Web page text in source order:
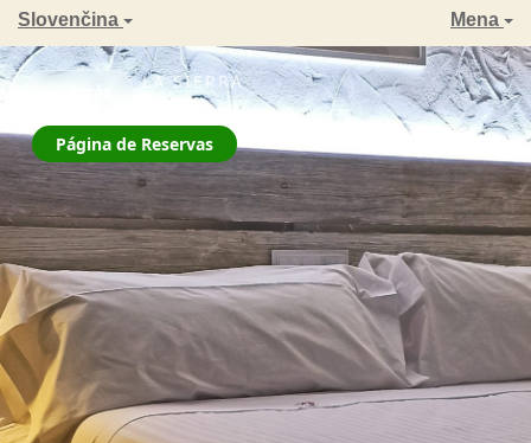
Slovenčina Mena
ZAHARA DE LA SIERRA
La Jarana
Página de Reservas